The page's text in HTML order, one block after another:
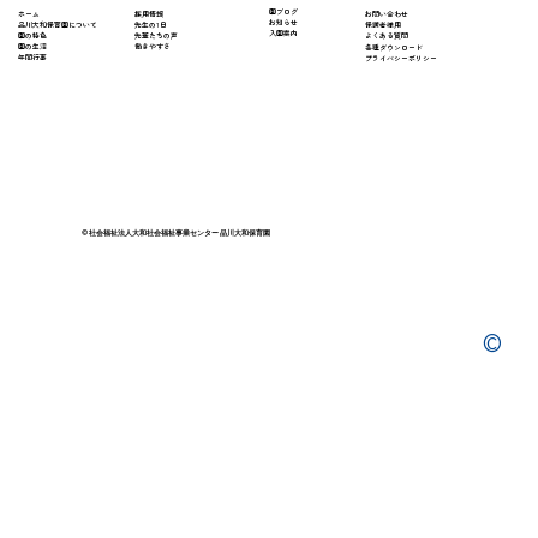
© 社会福祉法人大和社会福祉事業センター 品川大和保育園
​お問い合わせ
保護者様用
よくある質問
​各種ダウンロード
プライバシーポリシー
​園ブログ
お知らせ
入園案内
採用情報
先生の1日
先輩たちの声
働きやすさ
ホーム
​品川大和保育園について
園の特色
園の生活
年間行事
©